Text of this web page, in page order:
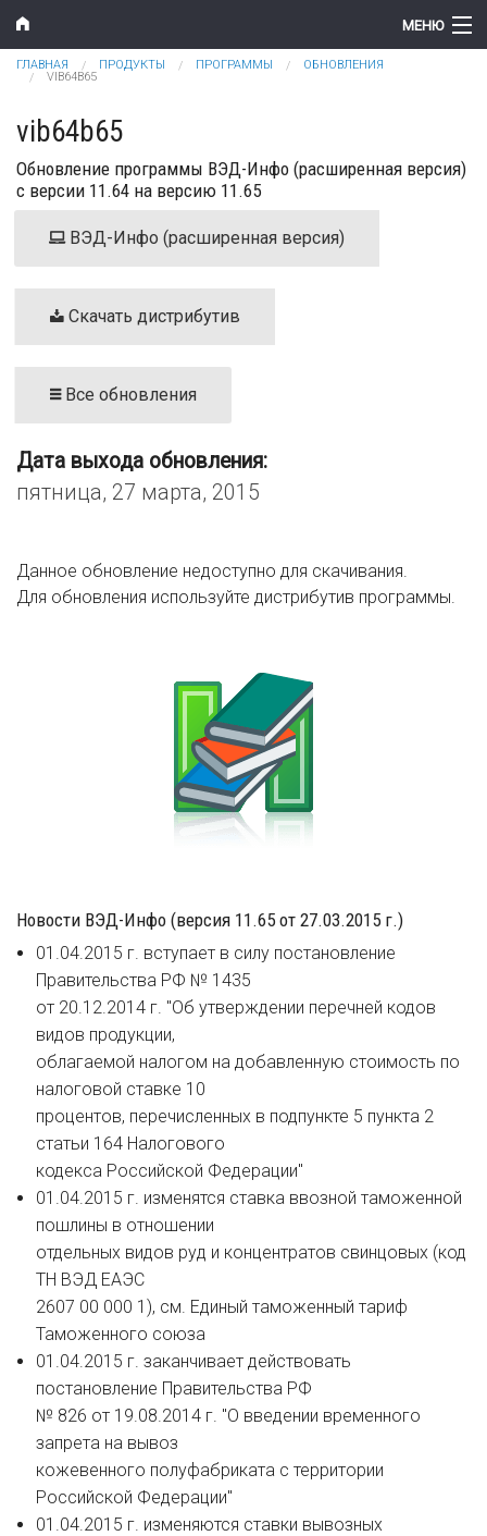
Перейти к основному содержанию
МЕНЮ
Компания
Новости
Продукты
Поддержка
Контакты
Вы здесь
ГЛАВНАЯ ПРОДУКТЫ ПРОГРАММЫ
ОБНОВЛЕНИЯ
VIB64B65
vib64b65
Обновление программы ВЭД-Инфо (расширенная версия)
с версии 11.64 на версию 11.65
ВЭД-Инфо (расширенная версия)
Скачать дистрибутив
Все обновления
Дата выхода обновления:
пятница, 27 марта, 2015
Данное обновление недоступно для скачивания.
Для обновления используйте дистрибутив программы.
Новости ВЭД-Инфо (версия 11.65 от 27.03.2015 г.)
01.04.2015 г. вступает в силу постановление
Правительства РФ № 1435
от 20.12.2014 г. "Об утверждении перечней кодов
видов продукции,
облагаемой налогом на добавленную стоимость по
налоговой ставке 10
процентов, перечисленных в подпункте 5 пункта 2
статьи 164 Налогового
кодекса Российской Федерации"
01.04.2015 г. изменятся ставка ввозной таможенной
пошлины в отношении
отдельных видов руд и концентратов свинцовых (код
ТН ВЭД ЕАЭС
2607 00 000 1), см. Единый таможенный тариф
Таможенного союза
01.04.2015 г. заканчивает действовать
постановление Правительства РФ
№ 826 от 19.08.2014 г. "О введении временного
запрета на вывоз
кожевенного полуфабриката с территории
Российской Федерации"
01.04.2015 г. изменяются ставки вывозных